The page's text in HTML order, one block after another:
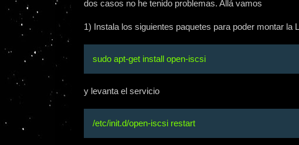
dos casos no he tenido problemas. Allá vamos
1) Instala los siguientes paquetes para poder montar la
sudo apt-get install open-iscsi
y levanta el servicio
/etc/init.d/open-iscsi restart